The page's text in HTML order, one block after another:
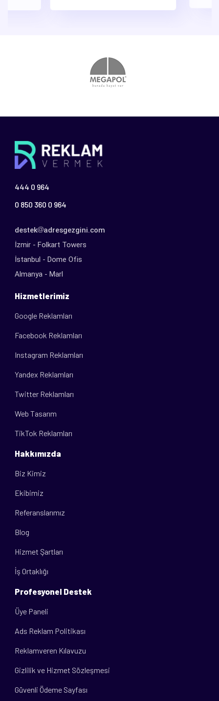
444 0 964
0 850 360 0 964
destek
adresgezgini.com
İzmir - Folkart Towers
İstanbul - Dome Ofis
Almanya - Marl
Hizmetlerimiz
Google Reklamları
Facebook Reklamları
Instagram Reklamları
Yandex Reklamları
Twitter Reklamları
Web Tasarım
TikTok Reklamları
Hakkımızda
Biz Kimiz
Ekibimiz
Referanslarımız
Blog
Hizmet Şartları
İş Ortaklığı
Profesyonel Destek
Üye Paneli
Ads Reklam Politikası
Reklamveren Kılavuzu
Gizlilik ve Hizmet Sözleşmesi
Güvenli Ödeme Sayfası